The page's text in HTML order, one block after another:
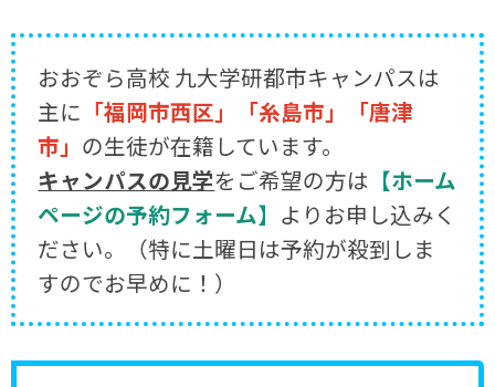
おおぞら高校 九大学研都市キャンパスは
主に 「福岡市西区」「糸島市」「唐津
市」 の生徒が在籍しています。
キャンパスの見学をご希望の方は 【ホーム
ページの予約フォーム】 よりお申し込みく
ださい。（特に土曜日は予約が殺到しま
すのでお早めに！）